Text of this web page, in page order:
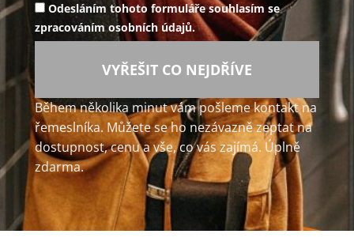
Odesláním tohoto formuláře souhlasím se
zpracováním osobních údajů.
VYŘEŠIT CO NEJDŘÍVE
Během několika minut vám pošleme kontakt na
řemeslníka. Můžete se ho nezávazně zeptat na
dostupnost, cenu a vše, co vás zajímá. Úplně
zdarma.